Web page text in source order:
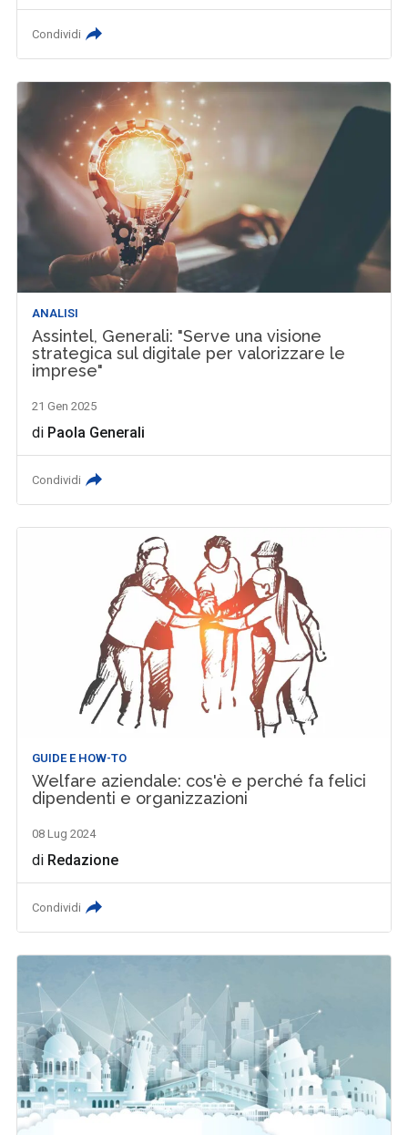
Condividi
ANALISI
Assintel, Generali: "Serve una visione
strategica sul digitale per valorizzare le
imprese"
21 Gen 2025
di Paola Generali
Condividi
GUIDE E HOW-TO
Welfare aziendale: cos'è e perché fa felici
dipendenti e organizzazioni
08 Lug 2024
di Redazione
Condividi